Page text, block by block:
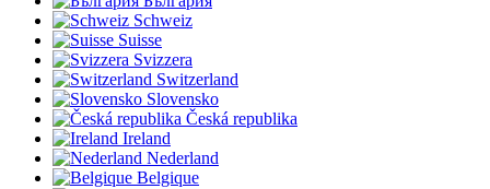
Schweiz
Suisse
Svizzera
Switzerland
Slovensko
Česká republika
Ireland
Nederland
Belgique